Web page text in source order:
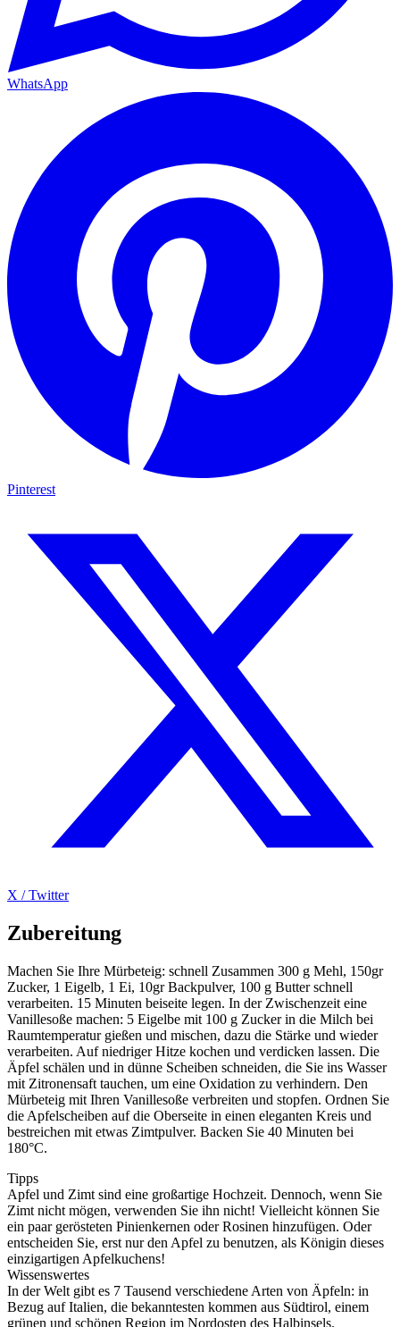
WhatsApp
Pinterest
X / Twitter
Zubereitung
Machen Sie Ihre Mürbeteig: schnell Zusammen 300 g Mehl, 150gr
Zucker, 1 Eigelb, 1 Ei, 10gr Backpulver, 100 g Butter schnell
verarbeiten. 15 Minuten beiseite legen. In der Zwischenzeit eine
Vanillesoße machen: 5 Eigelbe mit 100 g Zucker in die Milch bei
Raumtemperatur gießen und mischen, dazu die Stärke und wieder
verarbeiten. Auf niedriger Hitze kochen und verdicken lassen. Die
Äpfel schälen und in dünne Scheiben schneiden, die Sie ins Wasser
mit Zitronensaft tauchen, um eine Oxidation zu verhindern. Den
Mürbeteig mit Ihren Vanillesoße verbreiten und stopfen. Ordnen Sie
die Apfelscheiben auf die Oberseite in einen eleganten Kreis und
bestreichen mit etwas Zimtpulver. Backen Sie 40 Minuten bei
180°C.
Tipps
Apfel und Zimt sind eine großartige Hochzeit. Dennoch, wenn Sie
Zimt nicht mögen, verwenden Sie ihn nicht! Vielleicht können Sie
ein paar gerösteten Pinienkernen oder Rosinen hinzufügen. Oder
entscheiden Sie, erst nur den Apfel zu benutzen, als Königin dieses
einzigartigen Apfelkuchens!
Wissenswertes
In der Welt gibt es 7 Tausend verschiedene Arten von Äpfeln: in
Bezug auf Italien, die bekanntesten kommen aus Südtirol, einem
grünen und schönen Region im Nordosten des Halbinsels.